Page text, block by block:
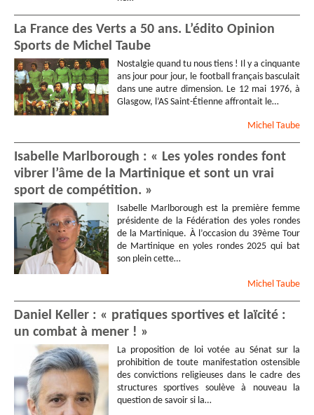
La France des Verts a 50 ans. L’édito Opinion
Sports de Michel Taube
Nostalgie quand tu nous tiens ! Il y a cinquante
ans jour pour jour, le football français basculait
dans une autre dimension. Le 12 mai 1976, à
Glasgow, l’AS Saint-Étienne affrontait le…
Michel Taube
Isabelle Marlborough : « Les yoles rondes font
vibrer l’âme de la Martinique et sont un vrai
sport de compétition. »
Isabelle Marlborough est la première femme
présidente de la Fédération des yoles rondes
de la Martinique. À l’occasion du 39ème Tour
de Martinique en yoles rondes 2025 qui bat
son plein cette…
Michel Taube
Daniel Keller : « pratiques sportives et laïcité :
un combat à mener ! »
La proposition de loi votée au Sénat sur la
prohibition de toute manifestation ostensible
des convictions religieuses dans le cadre des
structures sportives soulève à nouveau la
question de savoir si la…